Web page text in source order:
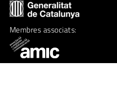
Membres associats: